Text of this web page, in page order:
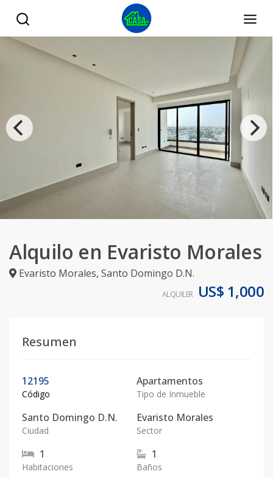
Alquilo en Evaristo Morales
Evaristo Morales, Santo Domingo D.N.
ALQUILER US$ 1,000
Resumen
12195
Código
Apartamentos
Tipo de Inmueble
Santo Domingo D.N.
Ciudad
Evaristo Morales
Sector
1
Habitaciones
1
Baños